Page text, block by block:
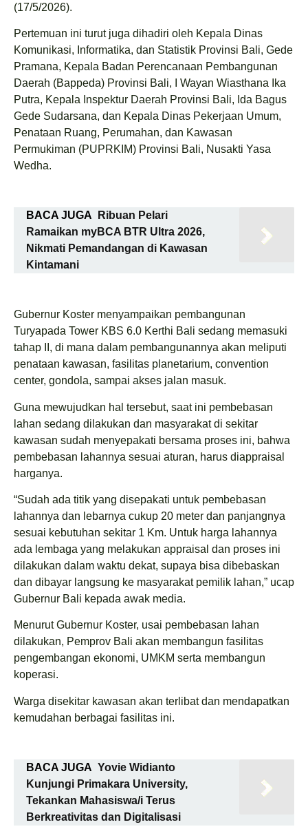
(17/5/2026).
Pertemuan ini turut juga dihadiri oleh Kepala Dinas
Komunikasi, Informatika, dan Statistik Provinsi Bali, Gede
Pramana, Kepala Badan Perencanaan Pembangunan
Daerah (Bappeda) Provinsi Bali, I Wayan Wiasthana Ika
Putra, Kepala Inspektur Daerah Provinsi Bali, Ida Bagus
Gede Sudarsana, dan Kepala Dinas Pekerjaan Umum,
Penataan Ruang, Perumahan, dan Kawasan
Permukiman (PUPRKIM) Provinsi Bali, Nusakti Yasa
Wedha.
BACA JUGA
Ribuan Pelari
Ramaikan myBCA BTR Ultra 2026,
Nikmati Pemandangan di Kawasan
Kintamani
Gubernur Koster menyampaikan pembangunan
Turyapada Tower KBS 6.0 Kerthi Bali sedang memasuki
tahap II, di mana dalam pembangunannya akan meliputi
penataan kawasan, fasilitas planetarium, convention
center, gondola, sampai akses jalan masuk.
Guna mewujudkan hal tersebut, saat ini pembebasan
lahan sedang dilakukan dan masyarakat di sekitar
kawasan sudah menyepakati bersama proses ini, bahwa
pembebasan lahannya sesuai aturan, harus diappraisal
harganya.
“Sudah ada titik yang disepakati untuk pembebasan
lahannya dan lebarnya cukup 20 meter dan panjangnya
sesuai kebutuhan sekitar 1 Km. Untuk harga lahannya
ada lembaga yang melakukan appraisal dan proses ini
dilakukan dalam waktu dekat, supaya bisa dibebaskan
dan dibayar langsung ke masyarakat pemilik lahan,” ucap
Gubernur Bali kepada awak media.
Menurut Gubernur Koster, usai pembebasan lahan
dilakukan, Pemprov Bali akan membangun fasilitas
pengembangan ekonomi, UMKM serta membangun
koperasi.
Warga disekitar kawasan akan terlibat dan mendapatkan
kemudahan berbagai fasilitas ini.
BACA JUGA Yovie Widianto
Kunjungi Primakara University,
Tekankan Mahasiswa/i Terus
Berkreativitas dan Digitalisasi